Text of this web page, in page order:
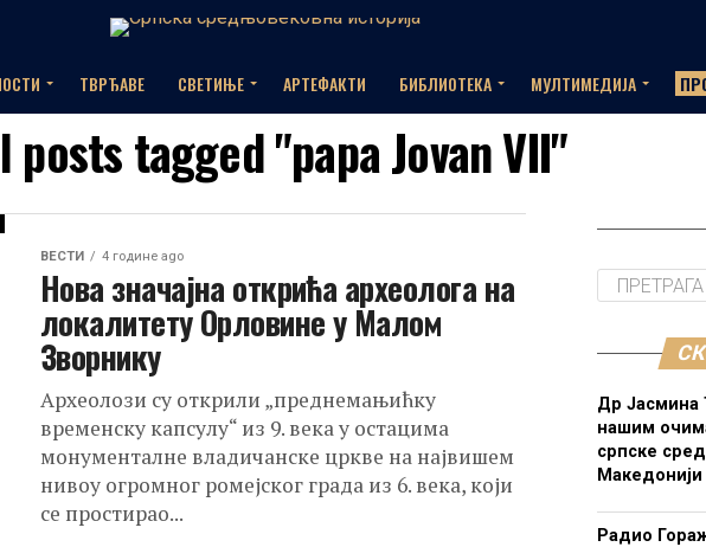
ТВРЂАВЕ СВЕТИЊЕ АРТЕФАКТИ БИБЛИОТЕКА МУЛТИМЕДИЈА
posts tagged "papa Jovan VII"
ВЕСТИ 4 године ago
Нова значајна открића археолога на
локалитету Орловине у Малом
Зворнику
Археолози су открили „преднемањићку
временску капсулу“ из 9. века у остацима
монументалне владичанске цркве на највишем
нивоу огромног ромејског града из 6. века, који
се простирао...
Др Јасмина
нашим
српске
Македонији
Радио